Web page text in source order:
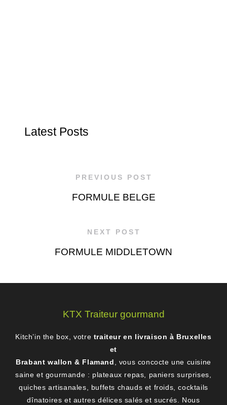
Latest Posts
PREVIOUS POST
FORMULE BELGE
NEXT POST
FORMULE MIDDLETOWN
KTX Traiteur gourmand
Kitch’in the box, votre traiteur en livraison à Bruxelles
et
Brabant wallon & Flamand , vous concocte une cuisine
saine et gourmande : plateaux repas, paniers surprises,
quiches artisanales, buffets chauds et froids, cocktails
dînatoires et autres délices salés et sucrés. Nous